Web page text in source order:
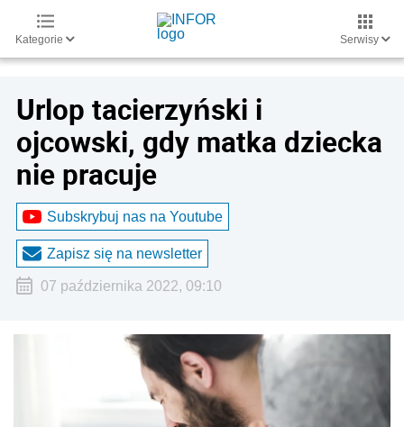
Kategorie Serwisy
Urlop tacierzyński i
ojcowski, gdy matka dziecka
nie pracuje
Subskrybuj nas na Youtube
Zapisz się na newsletter
07 października 2022, 09:10